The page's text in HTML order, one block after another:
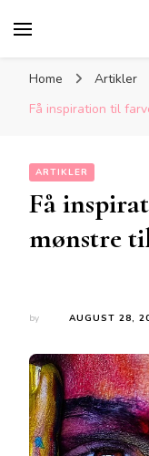
Home
Artikler
Få inspiration til
ARTIKLER
Få
mønstre
by AUGUST 28,